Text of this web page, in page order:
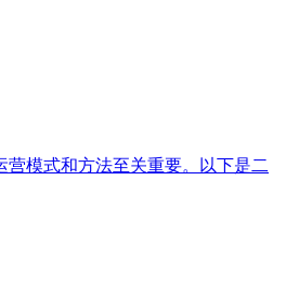
模式和方法至关重要。以下是二